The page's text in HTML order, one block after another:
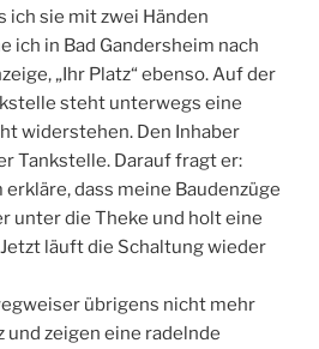
ich sie mit zwei Händen
ich in Bad Gandersheim nach
„Ihr Platz“ ebenso. Auf der
steht unterwegs eine
widerstehen. Den Inhaber
Tankstelle. Darauf fragt er:
erkläre, dass meine Baudenzüge
unter die Theke und holt eine
läuft die Schaltung wieder
übrigens nicht mehr
und zeigen eine radelnde